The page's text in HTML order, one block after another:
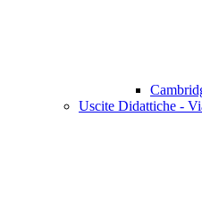
Uscite Didattiche -